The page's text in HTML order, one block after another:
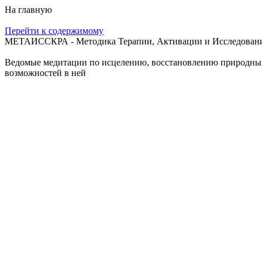
На главную
Перейти к содержимому
МЕТАИССКРА - Методика Терапии, Активации и
Ведомые медитации по исцелению, восстановлению
возможностей в ней